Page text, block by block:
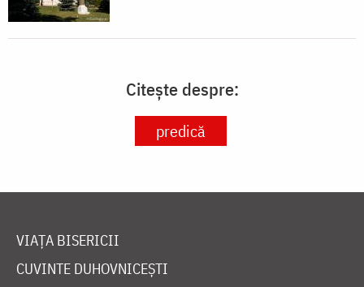
Citește despre:
predică
VIAȚA BISERICII
CUVINTE DUHOVNICEȘTI